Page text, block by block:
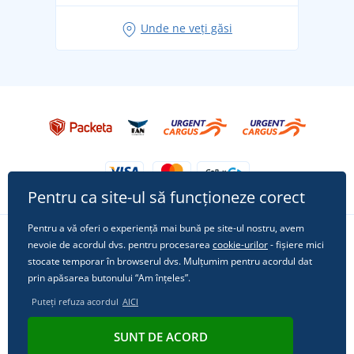
Tricoul preferat City în rol principal: ținute pentru
Unde ne veți găsi
Urmărește-ne pe rețelele sociale
© 2011 - 2026, Dual Trade s.r.o. | Din punct de vedere tehnic oferă
Pentru ca site-ul să funcționeze corect
Pentru a vă oferi o experiență mai bună pe site-ul nostru, avem
nevoie de acordul dvs. pentru procesarea cookie-urilor- fișiere mici
stocate temporar în browserul dvs. Mulțumim pentru acordul dat
prin apăsarea butonului “Am înțeles”.
Puteți refuza acordul AICI
SUNT DE ACORD